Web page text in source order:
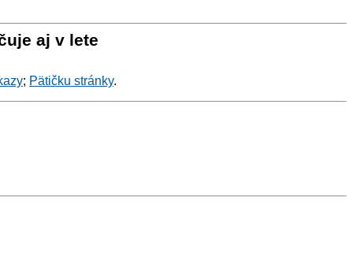
aj v lete
; Pätičku stránky.